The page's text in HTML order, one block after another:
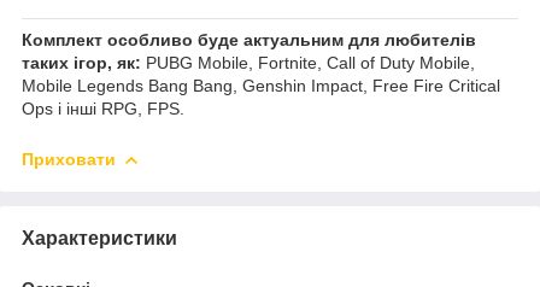
Комплект особливо буде актуальним для любителів
таких ігор, як: PUBG Mobile, Fortnite, Call of Duty Mobile,
Mobile Legends Bang Bang, Genshin Impact, Free Fire Critical
Ops і інші RPG, FPS.
Приховати
Характеристики